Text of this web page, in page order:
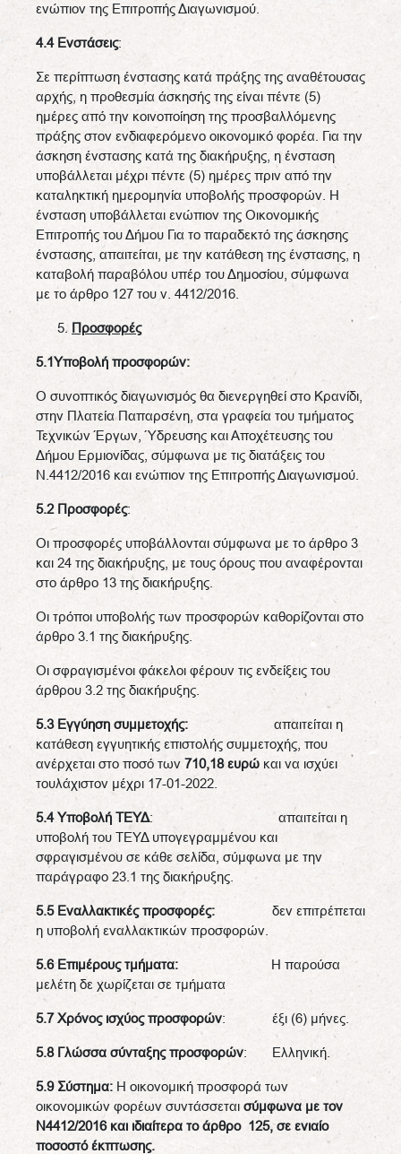
ενώπιον της Επιτροπής Διαγωνισμού.
4.4 Ενστάσεις:
Σε περίπτωση ένστασης κατά πράξης της αναθέτουσας
αρχής, η προθεσμία άσκησής της είναι πέντε (5)
ημέρες από την κοινοποίηση της προσβαλλόμενης
πράξης στον ενδιαφερόμενο οικονομικό φορέα. Για την
άσκηση ένστασης κατά της διακήρυξης, η ένσταση
υποβάλλεται μέχρι πέντε (5) ημέρες πριν από την
καταληκτική ημερομηνία υποβολής προσφορών. Η
ένσταση υποβάλλεται ενώπιον της Οικονομικής
Επιτροπής του Δήμου Για το παραδεκτό της άσκησης
ένστασης, απαιτείται, με την κατάθεση της ένστασης, η
καταβολή παραβόλου υπέρ του Δημοσίου, σύμφωνα
με το άρθρο 127 του ν. 4412/2016.
Προσφορές
5.1Υποβολή προσφορών:
Ο συνοπτικός διαγωνισμός θα διενεργηθεί στο Κρανίδι,
στην Πλατεία Παπαρσένη, στα γραφεία του τμήματος
Τεχνικών Έργων, Ύδρευσης και Αποχέτευσης του
Δήμου Ερμιονίδας, σύμφωνα με τις διατάξεις του
Ν.4412/2016 και ενώπιον της Επιτροπής Διαγωνισμού.
5.2 Προσφορές:
Οι προσφορές υποβάλλονται σύμφωνα με το άρθρο 3
και 24 της διακήρυξης, με τους όρους που αναφέρονται
στο άρθρο 13 της διακήρυξης.
Οι τρόποι υποβολής των προσφορών καθορίζονται στο
άρθρο 3.1 της διακήρυξης.
Οι σφραγισμένοι φάκελοι φέρουν τις ενδείξεις του
άρθρου 3.2 της διακήρυξης.
5.3 Εγγύηση συμμετοχής: απαιτείται η
κατάθεση εγγυητικής επιστολής συμμετοχής, που
ανέρχεται στο ποσό των 710,18ευρώ και να ισχύει
τουλάχιστον μέχρι 17-01-2022.
5.4 Υποβολή ΤΕΥΔ: απαιτείται η
υποβολή του ΤΕΥΔ υπογεγραμμένου και
σφραγισμένου σε κάθε σελίδα, σύμφωνα με την
παράγραφο 23.1 της διακήρυξης.
5.5 Εναλλακτικές προσφορές: δεν επιτρέπεται
η υποβολή εναλλακτικών προσφορών.
5.6 Επιμέρους τμήματα: Η παρούσα
μελέτη δε χωρίζεται σε τμήματα
5.7 Χρόνος ισχύος προσφορών: έξι (6) μήνες.
5.8 Γλώσσα σύνταξης προσφορών: Ελληνική.
5.9 Σύστημα: Η οικονομική προσφορά των
οικονομικών φορέων συντάσσεται σύμφωνα με τον
Ν4412/2016 και ιδιαίτερα το άρθρο 125, σε ενιαίο
ποσοστό έκπτωσης.